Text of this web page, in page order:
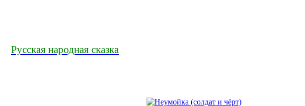
Русская народная сказка